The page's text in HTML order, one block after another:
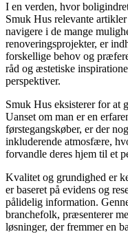
I en verden, hvor
Smuk Hus relevante
navigere i de mange
renoveringsprojekter, er
forskellige behov og
råd og æstetiske
perspektiver.
Smuk Hus eksisterer for
Uanset om man er en
førstegangskøber, er der
inkluderende atmosfære,
forvandle deres hjem til et
Kvalitet og grundighed er
er baseret på evidens og
pålidelig information.
branchefolk, præsenterer
løsninger, der fremmer en